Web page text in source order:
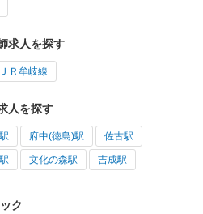
求人を探す
ＪＲ牟岐線
人を探す
府中(徳島)駅 佐古駅
文化の森駅 吉成駅
ク